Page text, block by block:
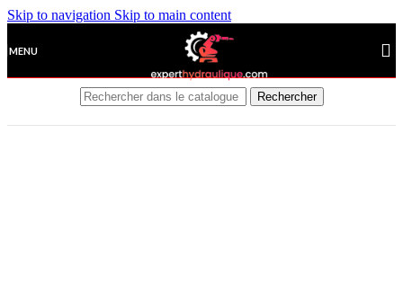
Skip to navigation Skip to main content
MENU
Rechercher